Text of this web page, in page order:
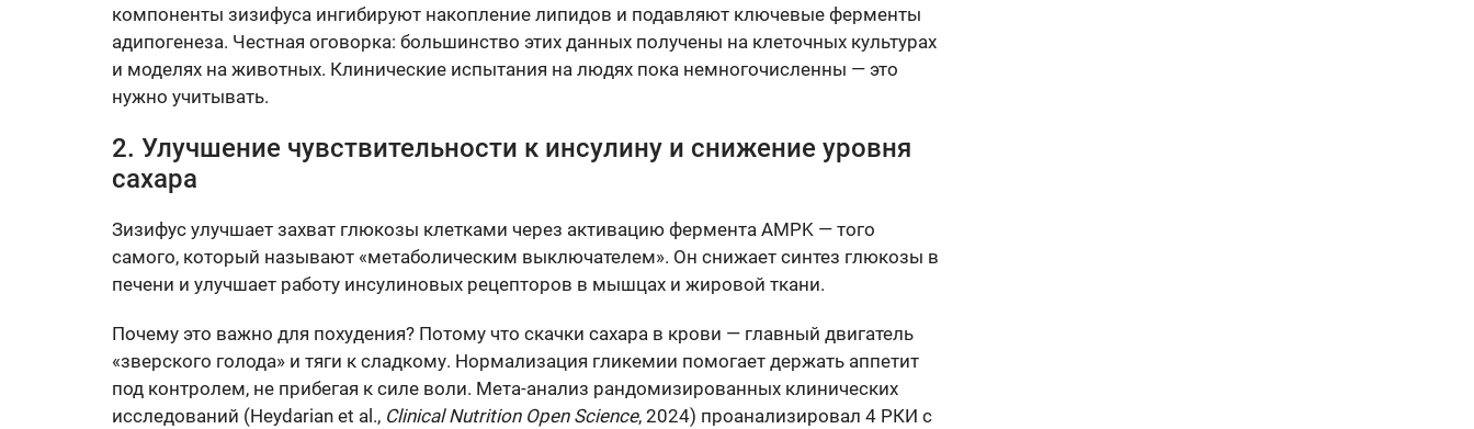
компоненты зизифуса ингибируют накопление липидов и подавляют ключевые ферменты
адипогенеза. Честная оговорка: большинство этих данных получены на клеточных культурах
и моделях на животных. Клинические испытания на людях пока немногочисленны — это
нужно учитывать.
2. Улучшение чувствительности к инсулину и снижение уровня
сахара
Зизифус улучшает захват глюкозы клетками через активацию фермента AMPK — того
самого, который называют «метаболическим выключателем». Он снижает синтез глюкозы в
печени и улучшает работу инсулиновых рецепторов в мышцах и жировой ткани.
Почему это важно для похудения? Потому что скачки сахара в крови — главный двигатель
«зверского голода» и тяги к сладкому. Нормализация гликемии помогает держать аппетит
под контролем, не прибегая к силе воли. Мета-анализ рандомизированных клинических
исследований (Heydarian et al., Clinical Nutrition Open Science, 2024) проанализировал 4 РКИ с